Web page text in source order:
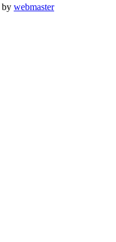
by webmaster